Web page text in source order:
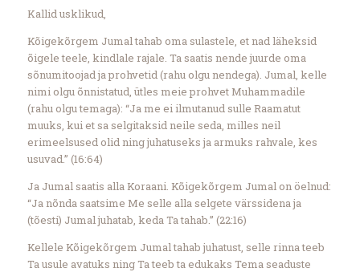
Kallid usklikud,
Kõigekõrgem Jumal tahab oma sulastele, et nad läheksid
õigele teele, kindlale rajale. Ta saatis nende juurde oma
sõnumitoojad ja prohvetid (rahu olgu nendega). Jumal, kelle
nimi olgu õnnistatud, ütles meie prohvet Muhammadile
(rahu olgu temaga): “Ja me ei ilmutanud sulle Raamatut
muuks, kui et sa selgitaksid neile seda, milles neil
erimeelsused olid ning juhatuseks ja armuks rahvale, kes
usuvad.” (16:64)
Ja Jumal saatis alla Koraani. Kõigekõrgem Jumal on öelnud:
“Ja nõnda saatsime Me selle alla selgete värssidena ja
(tõesti) Jumal juhatab, keda Ta tahab.” (22:16)
Kellele Kõigekõrgem Jumal tahab juhatust, selle rinna teeb
Ta usule avatuks ning Ta teeb ta edukaks Tema seaduste